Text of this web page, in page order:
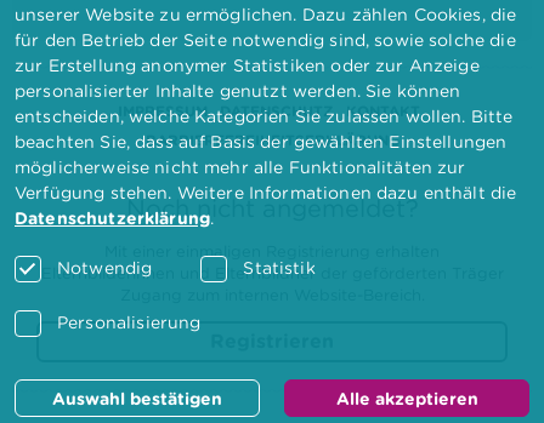
IMPRESSUM DATENSCHUTZ
KONTAKT
BARRIEREFREIHEITSERKLÄRUNG
Noch nicht angemeldet?
Mit einer einmaligen Registrierung erhalten
Elternbilderinnen und Elternbildner der geförderten Träger
unserer Website zu ermöglichen. Dazu zählen Cookies, die
für den Betrieb der Seite notwendig sind, sowie solche die
zur Erstellung anonymer Statistiken oder zur Anzeige
personalisierter Inhalte genutzt werden. Sie können
entscheiden, welche Kategorien Sie zulassen wollen. Bitte
beachten Sie, dass auf Basis der gewählten Einstellungen
möglicherweise nicht mehr alle Funktionalitäten zur
Verfügung stehen. Weitere Informationen dazu enthält die
Datenschutzerklärung.
Notwendig Statistik
Personalisierung
Auswahl bestätigen Alle akzeptieren